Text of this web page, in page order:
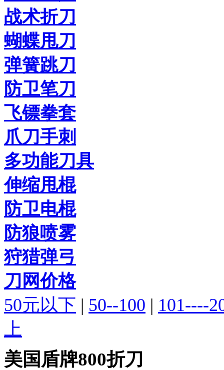
战术折刀
蝴蝶甩刀
弹簧跳刀
防卫笔刀
飞镖拳套
爪刀手刺
多功能刀具
伸缩甩棍
防卫电棍
防狼喷雾
狩猎弹弓
刀网价格
50元以下 | 50--100 | 101----
上
美国盾牌800折刀